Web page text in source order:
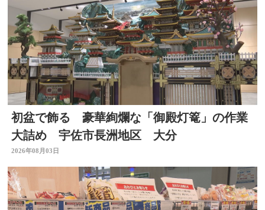
初盆で飾る 豪華絢爛な「御殿灯篭」の作業
大詰め 宇佐市長洲地区 大分
2026年08月03日